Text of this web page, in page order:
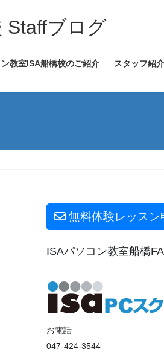
Staffブログ
教室ISA船橋校のご紹介 スタッフ紹介
無料体験レッスン
ISAパソコン教室船橋
お電話
047-424-3544